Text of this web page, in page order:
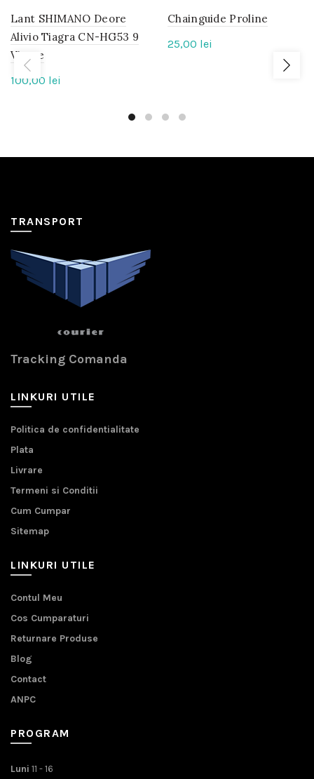
IN
STOC
Lant SHIMANO Deore
Alivio Tiagra CN-HG53 9
Viteze
100,00 lei
IN
STOC
Chainguide Proline
25,00 lei
TRANSPORT
Tracking Comanda
LINKURI UTILE
Politica de confidentialitate
Plata
Livrare
Termeni si Conditii
Cum Cumpar
Sitemap
LINKURI UTILE
Contul Meu
Cos Cumparaturi
Returnare Produse
Blog
Contact
ANPC
PROGRAM
Luni 11 - 16